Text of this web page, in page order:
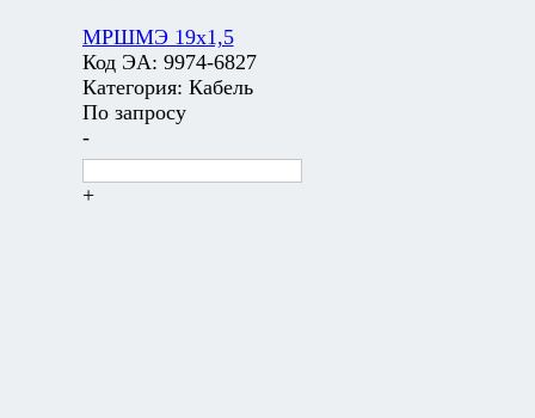
МРШМЭ 19х1,5
Код ЭА: 9974-6827
Категория: Кабель
По запросу
-
+